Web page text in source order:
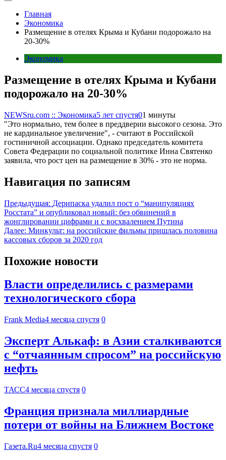
Главная
Экономика
Размещение в отелях Крыма и Кубани подорожало на
20-30%
Экономика
Размещение в отелях Крыма и Кубани
подорожало на 20-30%
NEWSru.com :: Экономика5 лет спустя01 минуты
"Это нормально, тем более в преддверии высокого сезона. Это
не кардинальное увеличение", - считают в Российской
гостиничной ассоциации. Однако председатель комитета
Совета Федерации по социальной политике Инна Святенко
заявила, что рост цен на размещение в 30% - это не норма.
Навигация по записям
Предыдущая: Дерипаска удалил пост о “манипуляциях
Росстата” и опубликовал новый: без обвинений в
жонглировании цифрами и с восхвалением Путина
Далее: Минкульт: на российские фильмы пришлась половина
кассовых сборов за 2020 год
Похожие новости
Власти определились с размерами
технологического сбора
Frank Media4 месяца спустя 0
Эксперт Алькаф: в Азии сталкиваются
с “отчаянным спросом” на российскую
нефть
ТАСС4 месяца спустя 0
Франция признала миллиардные
потери от войны на Ближнем Востоке
Газета.Ru4 месяца спустя 0